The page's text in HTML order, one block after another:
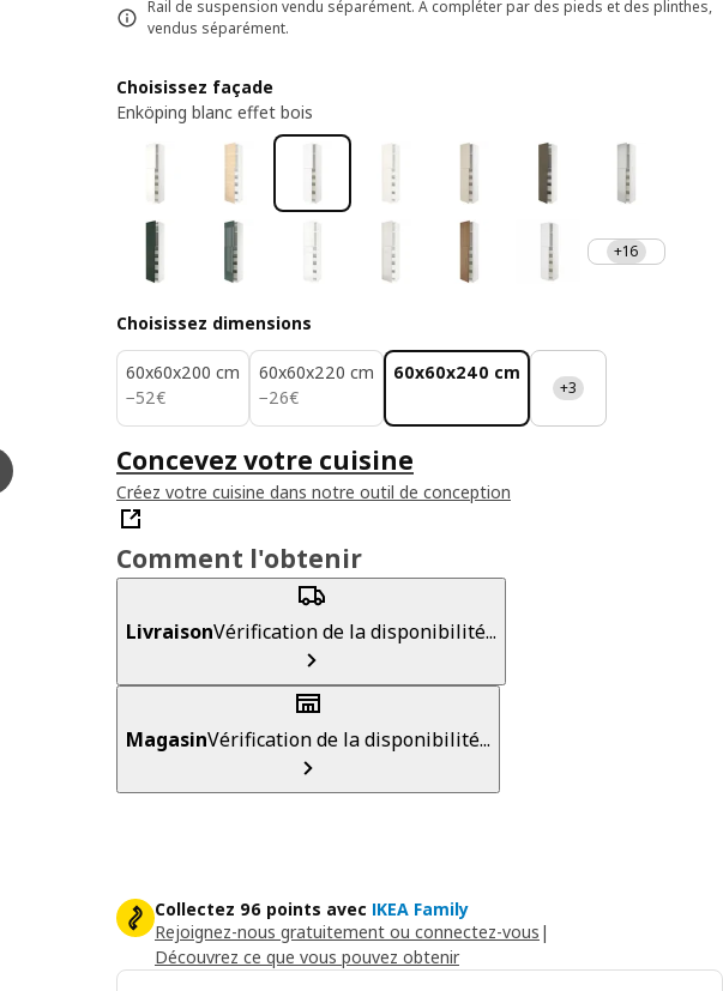
Rail de suspension vendu séparément. À compléter par des pieds et des plinthes,
vendus séparément.
Choisissez façade
Enköping blanc effet bois
+16
Choisissez dimensions
60x60x200 cm
−52€
52€
60x60x220 cm
−26€
26€
60x60x240 cm
+3
Concevez votre cuisine
Créez votre cuisine dans notre outil de conception
Comment l'obtenir
LivraisonVérification de la disponibilité...
MagasinVérification de la disponibilité...
Collectez 96 points avec IKEA Family
Rejoignez-nous gratuitement ou connectez-vous |
Découvrez ce que vous pouvez obtenir